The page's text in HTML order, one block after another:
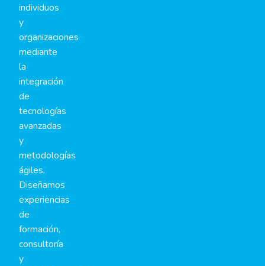
individuos
y
organizaciones
mediante
la
integración
de
tecnologías
avanzadas
y
metodologías
ágiles.
Diseñamos
experiencias
de
formación,
consultoría
y